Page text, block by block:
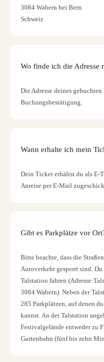
3084 Wabern bei Bern
Schweiz
Wo finde ich die Adresse
Die Adresse deines
Buchungsbestätigung.
Wann erhalte ich mein
Dein Ticket erhältst du als E-
Anreise per E-Mail
Gibt es Parkplätze vor
Bitte beachte, dass die
Autoverkehr gesperrt sind.
Talstation fahren
3084 Wabern). Neben der
285 Parkplätzen, auf denen
kannst. An der Talstation
Festivalgelände entweder zu
Gurtenbahn (fünf bis zehn